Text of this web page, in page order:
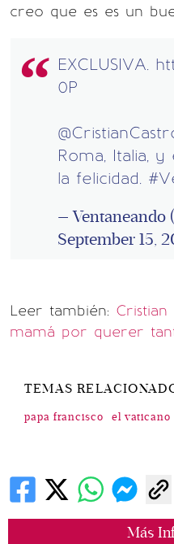
Más
creo que es es un
EXCLUSIVA.
0P
Roma, Italia,
la felicidad.
— Ventaneando
September 15,
Leer también:
mamá por querer
TEMAS
papa francisco el vaticano